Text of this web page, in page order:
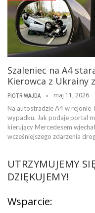
Szaleniec na A4
Kierowca z Ukrainy
PIOTR WAJDA maj 11, 2026
Na autostradzie A4 w rejonie
wypadku. Jak podaje portal
kierujący Mercedesem
wcześniejszego zdarzenia
UTRZYMUJEMY
DZIĘKUJEMY!
Wsparcie: